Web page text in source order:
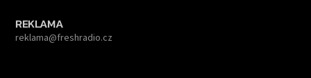
REKLAMA
reklama@freshradio.cz